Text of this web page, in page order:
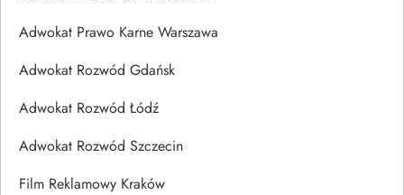
Adwokat Prawo Karne Warszawa
Adwokat Rozwód Gdańsk
Adwokat Rozwód Łódź
Adwokat Rozwód Szczecin
Film Reklamowy Kraków